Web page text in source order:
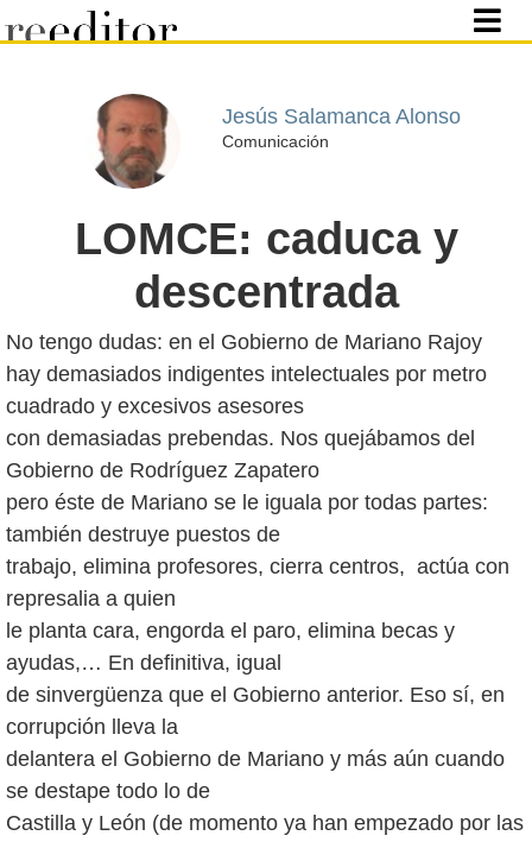
Jesús Salamanca Alonso
Comunicación
LOMCE: caduca y
descentrada
No tengo dudas: en el Gobierno de Mariano Rajoy
hay demasiados indigentes intelectuales por metro
cuadrado y excesivos asesores
con demasiadas prebendas. Nos quejábamos del
Gobierno de Rodríguez Zapatero
pero éste de Mariano se le iguala por todas partes:
también destruye puestos de
trabajo, elimina profesores, cierra centros, actúa con
represalia a quien
le planta cara, engorda el paro, elimina becas y
ayudas,… En definitiva, igual
de sinvergüenza que el Gobierno anterior. Eso sí, en
corrupción lleva la
delantera el Gobierno de Mariano y más aún cuando
se destape todo lo de
Castilla y León (de momento ya han empezado por las